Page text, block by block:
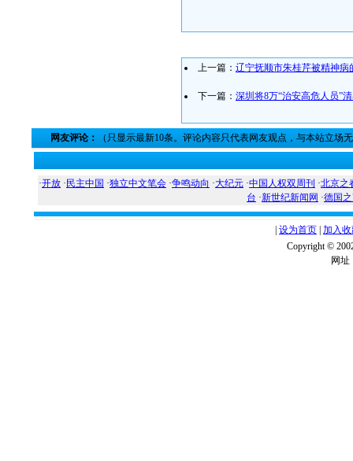
上一篇： 辽宁抚顺市朱桂芹被精神病
下一篇： 深圳将8万“治安高危人员”
网友评论： （只显示最新10条。评论内容只代表网友观点，与本站立场
·开放 · 民主中国 ·独立中文笔会 ·争鸣动向 ·大纪元 ·中国人权双周刊 ·北京之
台 ·新世纪新闻网 ·德国
设为首页 加入
Copyright ©
网址